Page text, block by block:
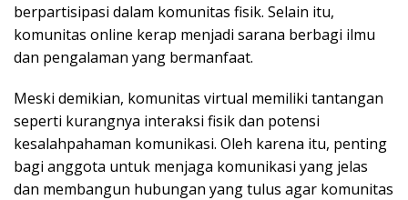
berpartisipasi dalam komunitas fisik. Selain itu,
komunitas online kerap menjadi sarana berbagi ilmu
dan pengalaman yang bermanfaat.
Meski demikian, komunitas virtual memiliki tantangan
seperti kurangnya interaksi fisik dan potensi
kesalahpahaman komunikasi. Oleh karena itu, penting
bagi anggota untuk menjaga komunikasi yang jelas
dan membangun hubungan yang tulus agar komunitas